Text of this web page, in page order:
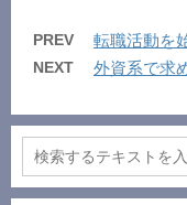
PREV 転職活動を
NEXT 外資系で求